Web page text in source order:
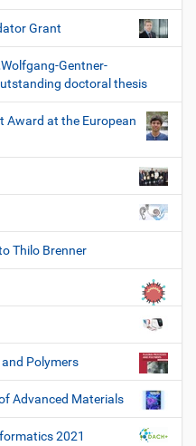
Grant
Gentner-
doctoral thesis
Award at the European
Thilo Brenner
Polymers
Advanced Materials
2021